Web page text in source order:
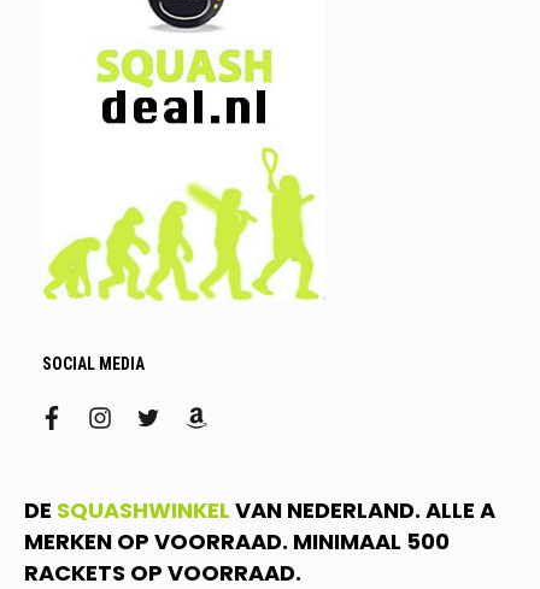
SOCIAL MEDIA
facebookinstagram
twitteramazon
DE SQUASHWINKEL VAN NEDERLAND. ALLE A
MERKEN OP VOORRAAD. MINIMAAL 500
RACKETS OP VOORRAAD.